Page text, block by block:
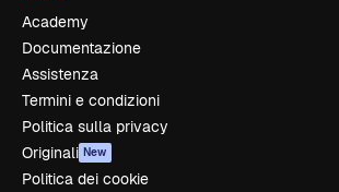
Academy
Documentazione
Assistenza
Termini e condizioni
Politica sulla privacy
Originali New
Politica dei cookie